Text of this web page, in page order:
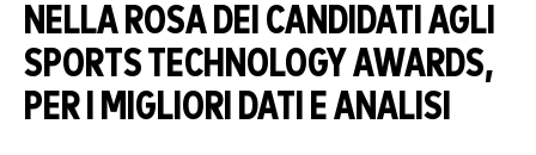
NELLA ROSA DEI CANDIDATI AGLI
SPORTS TECHNOLOGY AWARDS,
PER I MIGLIORI DATI E ANALISI